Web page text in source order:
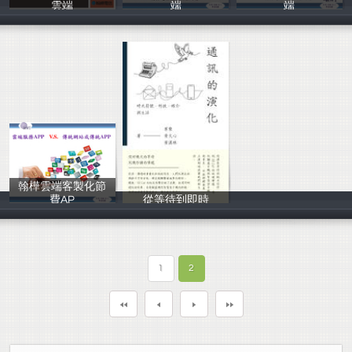
雲端
翰樺電信
端
翰樺電信
端
翰樺電信
翰樺雲端客製化節
費AP
翰樺電信
從等待到即時
通訊製作團隊
1 2